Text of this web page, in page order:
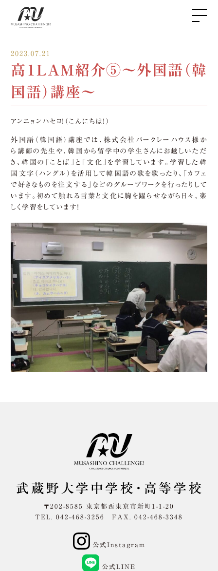
2023.07.21
高１LAM紹介⑤〜外国語（韓
国語）講座〜
アンニョンハセヨ！（こんにちは！）
外国語（韓国語）講座では、株式会社バークレーハウス様か
ら講師の先生や、韓国から留学中の学生さんにお越しいただ
き、韓国の「ことば」と「文化」を学習しています。学習した韓
国文字（ハングル）を活用して韓国語の歌を歌ったり、「カフェ
で好きなものを注文する」などのグループワークを行ったりして
います。初めて触れる言葉と文化に胸を躍らせながら日々、楽
しく学習をしています！
〒202-8585 東京都西東京市新町1-1-20
TEL. 042-468-3256 FAX. 042-468-3348
公式Instagram
公式LINE